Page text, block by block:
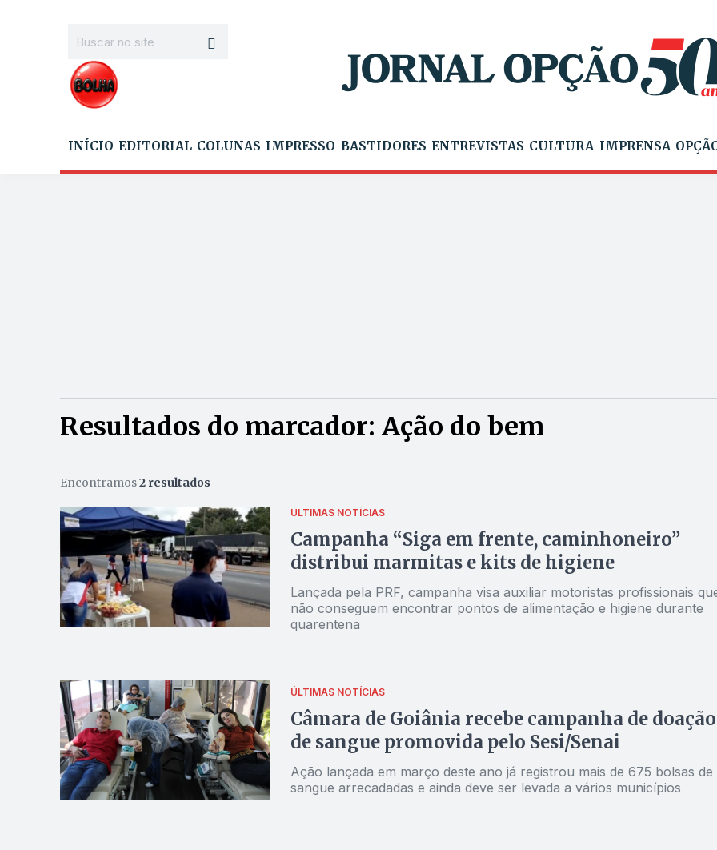
INÍCIO EDITORIAL COLUNAS IMPRESSO BASTIDORES ENTREVISTAS CULTURA IMPRENSA
Resultados do marcador: Ação do bem
Encontramos2 resultados
ÚLTIMAS NOTÍCIAS
Campanha “Siga em frente, caminhoneiro”
distribui marmitas e kits de higiene
Lançada pela PRF, campanha visa auxiliar motoristas profissionais
não conseguem encontrar pontos de alimentação e higiene durante
quarentena
ÚLTIMAS NOTÍCIAS
Câmara de Goiânia recebe campanha de doação
de sangue promovida pelo Sesi/Senai
Ação lançada em março deste ano já registrou mais de 675 bolsas de
sangue arrecadadas e ainda deve ser levada a vários municípios